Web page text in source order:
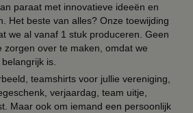
paraat met innovatieve ideeën en
Het beste van alles? Onze toewijding
we al vanaf 1 stuk produceren. Geen
zorgen over te maken, omdat we
is.
teamshirts voor jullie vereniging,
verjaardag, team uitje,
Maar ook om iemand een persoonlijk